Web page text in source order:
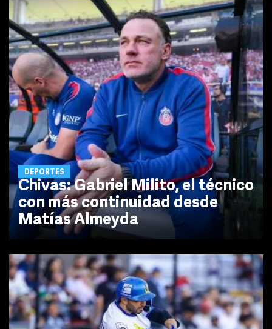
DEPORTES
Chivas: Gabriel Milito, el técnico
con más continuidad desde
Matías Almeyda